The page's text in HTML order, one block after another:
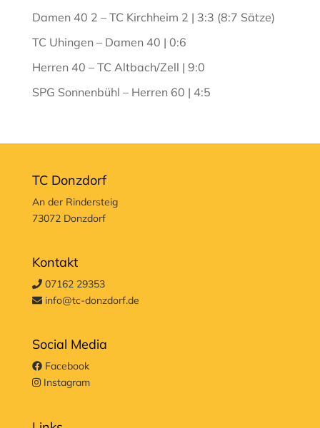
Damen 40 2 – TC Kirchheim 2 | 3:3 (8:7 Sätze)
TC Uhingen – Damen 40 | 0:6
Herren 40 – TC Altbach/Zell | 9:0
SPG Sonnenbühl – Herren 60 | 4:5
TC Donzdorf
An der Rindersteig
73072 Donzdorf
Kontakt
07162 29353
info@tc-donzdorf.de
Social Media
Facebook
Instagram